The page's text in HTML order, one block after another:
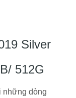
Silver
512G
những dòng